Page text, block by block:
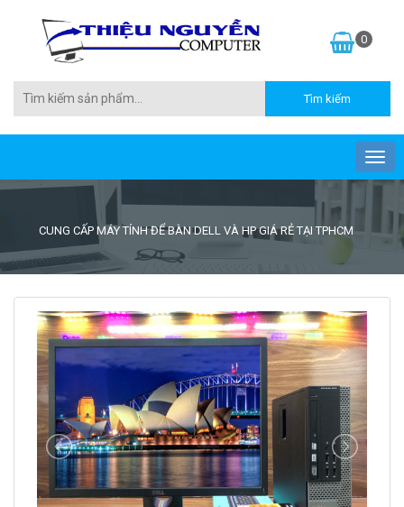
0
CUNG CẤP MÁY TÍNH ĐỂ BÀN DELL VÀ HP GIÁ RẺ TẠI TPHCM